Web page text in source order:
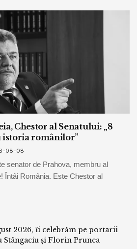
Chestor al Senatului: „8
istoria românilor”
08-08
senator de Prahova, membru al
Întâi România. Este Chestor al
2026, îi celebrăm pe portarii
Stângaciu și Florin Prunea